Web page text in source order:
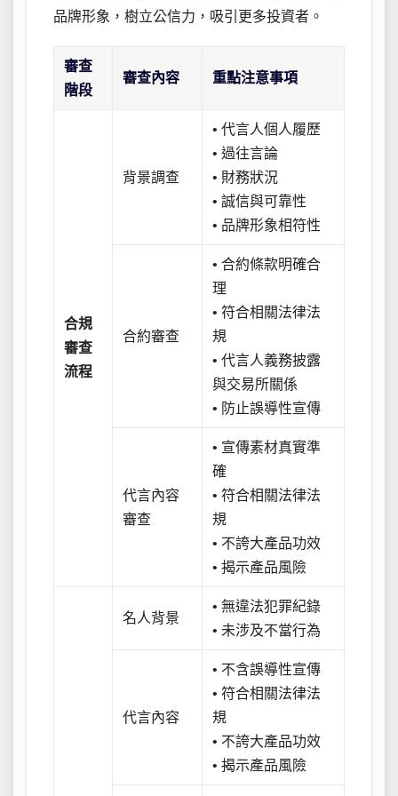
品牌形象，樹立公信力，吸引更多投資者。
審查
階段
審查內容 重點注意事項
合規
審查
流程
背景調查
• 代言人個人履歷
• 過往言論
• 財務狀況
• 誠信與可靠性
• 品牌形象相符性
合約審查
• 合約條款明確合
理
• 符合相關法律法
規
• 代言人義務披露
與交易所關係
• 防止誤導性宣傳
代言內容
審查
• 宣傳素材真實準
確
• 符合相關法律法
規
• 不誇大產品功效
• 揭示產品風險
名人背景
• 無違法犯罪紀錄
• 未涉及不當行為
代言內容
• 不含誤導性宣傳
• 符合相關法律法
規
• 不誇大產品功效
• 揭示產品風險